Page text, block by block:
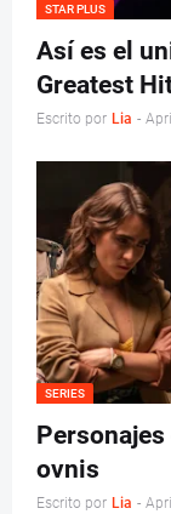
STAR PLUS
Así es el
Greatest
Escrito por Lia -
SERIES
ovnis
Escrito por Lia -